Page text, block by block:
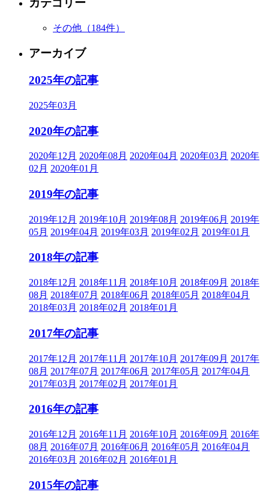
カテゴリー
その他 （184件）
アーカイブ
2025年の記事
2025年03月
2020年の記事
2020年12月 2020年08月 2020年04月 2020年03月 2020年
02月 2020年01月
2019年の記事
2019年12月 2019年10月 2019年08月 2019年06月 2019年
05月 2019年04月 2019年03月 2019年02月 2019年01月
2018年の記事
2018年12月 2018年11月 2018年10月 2018年09月 2018年
08月 2018年07月 2018年06月 2018年05月 2018年04月
2018年03月 2018年02月 2018年01月
2017年の記事
2017年12月 2017年11月 2017年10月 2017年09月 2017年
08月 2017年07月 2017年06月 2017年05月 2017年04月
2017年03月 2017年02月 2017年01月
2016年の記事
2016年12月 2016年11月 2016年10月 2016年09月 2016年
08月 2016年07月 2016年06月 2016年05月 2016年04月
2016年03月 2016年02月 2016年01月
2015年の記事